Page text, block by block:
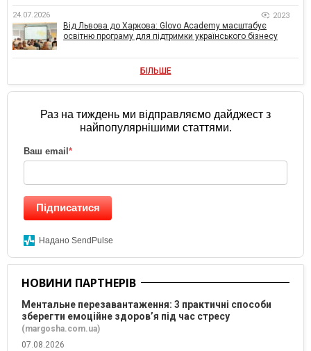
24.07.2026 2023
Від Львова до Харкова: Glovo Academy масштабує
освітню програму для підтримки українського бізнесу
БІЛЬШЕ
Раз на тиждень ми відправляємо дайджест з
найпопулярнішими статтями.
Ваш email *
Підписатися
Надано SendPulse
НОВИНИ ПАРТНЕРІВ
Ментальне перезавантаження: 3 практичні способи
зберегти емоційне здоров’я під час стресу
(margosha.com.ua)
07.08.2026